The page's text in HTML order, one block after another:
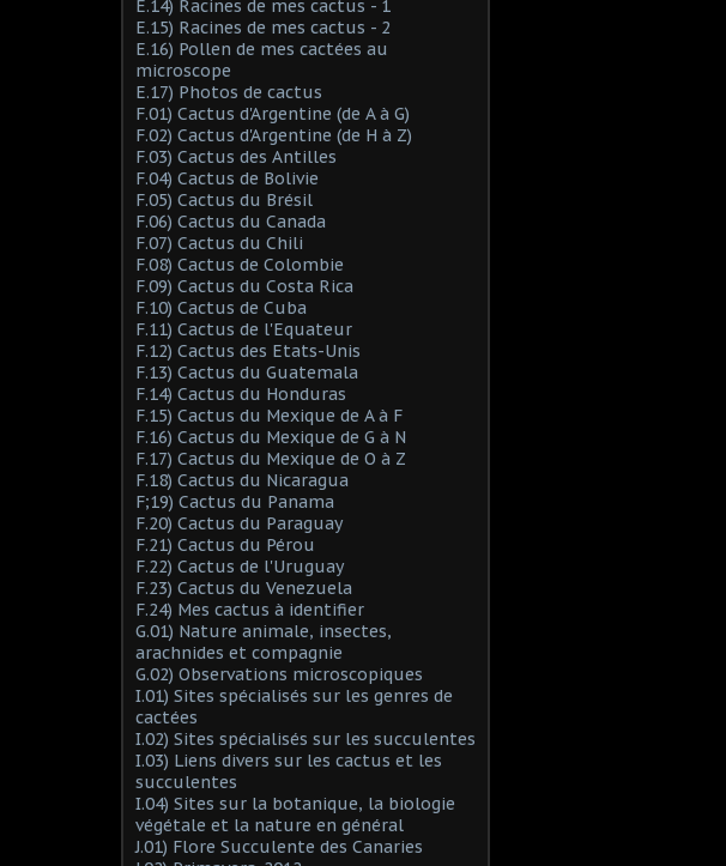
E.14) Racines de mes cactus - 1
E.15) Racines de mes cactus - 2
E.16) Pollen de mes cactées au
microscope
E.17) Photos de cactus
F.01) Cactus d'Argentine (de A à G)
F.02) Cactus d'Argentine (de H à Z)
F.03) Cactus des Antilles
F.04) Cactus de Bolivie
F.05) Cactus du Brésil
F.06) Cactus du Canada
F.07) Cactus du Chili
F.08) Cactus de Colombie
F.09) Cactus du Costa Rica
F.10) Cactus de Cuba
F.11) Cactus de l'Equateur
F.12) Cactus des Etats-Unis
F.13) Cactus du Guatemala
F.14) Cactus du Honduras
F.15) Cactus du Mexique de A à F
F.16) Cactus du Mexique de G à N
F.17) Cactus du Mexique de O à Z
F.18) Cactus du Nicaragua
F;19) Cactus du Panama
F.20) Cactus du Paraguay
F.21) Cactus du Pérou
F.22) Cactus de l'Uruguay
F.23) Cactus du Venezuela
F.24) Mes cactus à identifier
G.01) Nature animale, insectes,
arachnides et compagnie
G.02) Observations microscopiques
I.01) Sites spécialisés sur les genres de
cactées
I.02) Sites spécialisés sur les succulentes
I.03) Liens divers sur les cactus et les
succulentes
I.04) Sites sur la botanique, la biologie
végétale et la nature en général
J.01) Flore Succulente des Canaries